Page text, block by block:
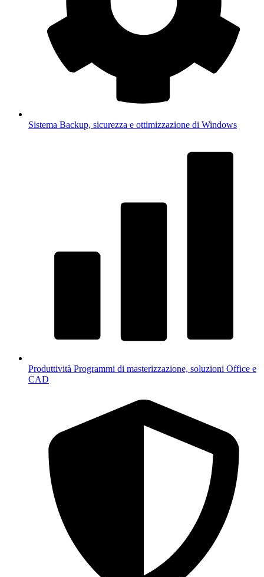
Sistema Backup, sicurezza e ottimizzazione di Windows
Produttività Programmi di masterizzazione, soluzioni Office e
CAD